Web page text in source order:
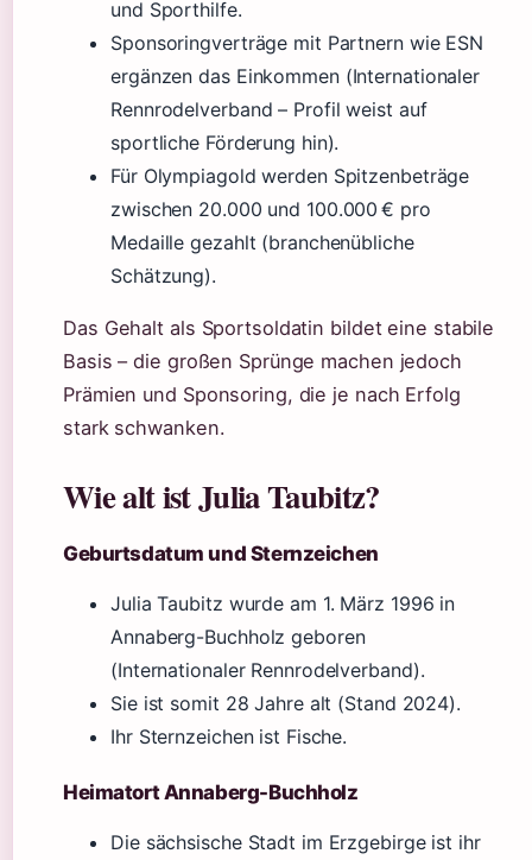
und Sporthilfe.
Sponsoringverträge mit Partnern wie ESN
ergänzen das Einkommen (Internationaler
Rennrodelverband – Profil weist auf
sportliche Förderung hin).
Für Olympiagold werden Spitzenbeträge
zwischen 20.000 und 100.000 € pro
Medaille gezahlt (branchenübliche
Schätzung).
Das Gehalt als Sportsoldatin bildet eine stabile
Basis – die großen Sprünge machen jedoch
Prämien und Sponsoring, die je nach Erfolg
stark schwanken.
Wie alt ist Julia Taubitz?
Geburtsdatum und Sternzeichen
Julia Taubitz wurde am 1. März 1996 in
Annaberg-Buchholz geboren
(Internationaler Rennrodelverband).
Sie ist somit 28 Jahre alt (Stand 2024).
Ihr Sternzeichen ist Fische.
Heimatort Annaberg-Buchholz
Die sächsische Stadt im Erzgebirge ist ihr